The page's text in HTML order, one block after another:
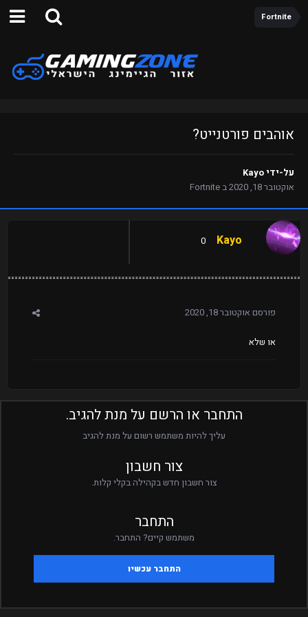
Fortnite
אוהבים פורטנייט?
על-ידיKayo
אוקטובר 18, 2020
בFortnite
Kayo
0
פורסם אוקטובר 18, 2020
או שלא
התחבר או הרשם על מנת להגיב.
עליך להיות משתמש רשום על מנת להגיב
צור חשבון
צור חשבון חדש בקהילה בקלי קלות.
התחבר
משתמש קיים? התחבר.
התחבר עכשיו